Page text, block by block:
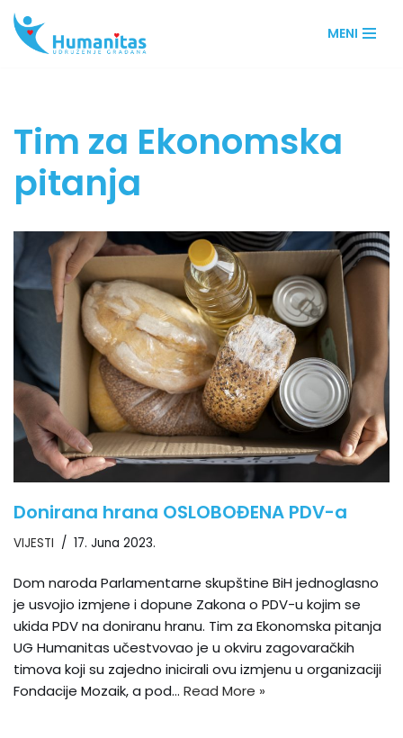
Skip
MENI
Tim za Ekonomska
pitanja
Donirana hrana OSLOBOĐENA PDV-a
VIJESTI 17. Juna 2023.
Dom naroda Parlamentarne skupštine BiH jednoglasno
je usvojio izmjene i dopune Zakona o PDV-u kojim se
ukida PDV na doniranu hranu. Tim za Ekonomska pitanja
UG Humanitas učestvovao je u okviru zagovaračkih
timova koji su zajedno inicirali ovu izmjenu u organizaciji
Fondacije Mozaik, a pod… Read More »